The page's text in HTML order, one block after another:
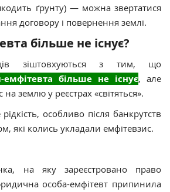
ґрунту) — можна звертатися
договору і повернення землі.
більше не існує?
зіштовхуються з тим, що
більше не існує, але
землю у реєстрах «світяться».
рідкість, особливо після банкрутств
які колись укладали емфітевзис.
на яку зареєстровано право
особа-емфітевт припинила